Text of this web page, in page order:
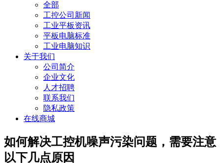
全部
工控公司新闻
工业平板资讯
平板电脑标准
工业电脑知识
关于我们
公司简介
企业文化
人才招聘
联系我们
隐私政策
在线商城
如何解决工控机噪声污染问题，需要注意
以下几点原因